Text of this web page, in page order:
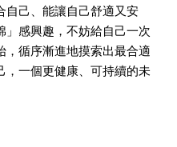
自己、能讓自己舒適又安
」感興趣，不妨給自己一次
，循序漸進地摸索出最合適
，一個更健康、可持續的未